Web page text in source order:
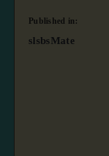
Published in:
slsbsMate